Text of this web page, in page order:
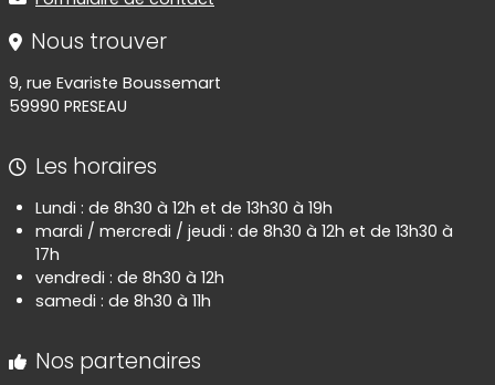
Nous trouver
9, rue Evariste Boussemart
59990 PRESEAU
Les horaires
Lundi : de 8h30 à 12h et de 13h30 à 19h
mardi / mercredi / jeudi : de 8h30 à 12h et de 13h30 à
17h
vendredi : de 8h30 à 12h
samedi : de 8h30 à 11h
Nos partenaires